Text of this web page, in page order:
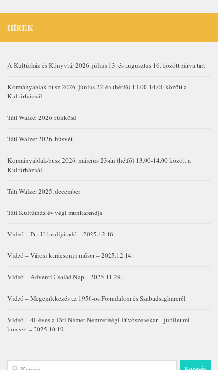
HÍREK
A Kultúrház és Könyvtár 2026. július 13. és augusztus 16. között zárva tart
Kormányablak-busz 2026. június 22-én (hétfő) 13.00-14.00 között a
Kultúrháznál
Táti Walzer 2026 pünkösd
Táti Walzer 2026. húsvét
Kormányablak-busz 2026. március 23-án (hétfő) 13.00-14.00 között a
Kultúrháznál
Táti Walzer 2025. december
Táti Kultúrház év végi munkarendje
Videó – Pro Urbe díjátadó – 2025.12.16.
Videó – Városi karácsonyi műsor – 2025.12.14.
Videó – Adventi Család Nap – 2025.11.29.
Videó – Megemlékezés az 1956-os Forradalom és Szabadságharcról
Videó – 40 éves a Táti Német Nemzetiségi Fúvószenekar – jubileumi
koncert – 2025.10.19.
Keresés: